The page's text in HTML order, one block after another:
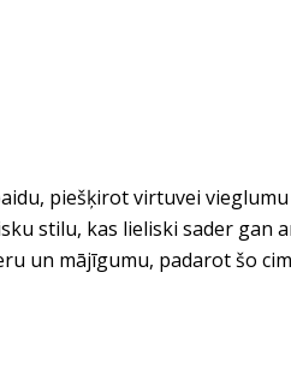
piešķirot virtuvei
stilu, kas lieliski sader gan
un mājīgumu, padarot šo